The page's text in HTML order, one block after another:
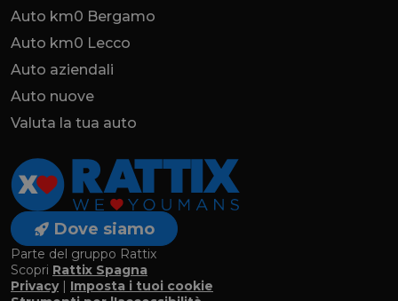
Auto km0 Bergamo
Auto km0 Lecco
Auto aziendali
Auto nuove
Valuta la tua auto
Dove siamo
Parte del gruppo Rattix
Scopri Rattix Spagna
Privacy| Imposta i tuoi cookie